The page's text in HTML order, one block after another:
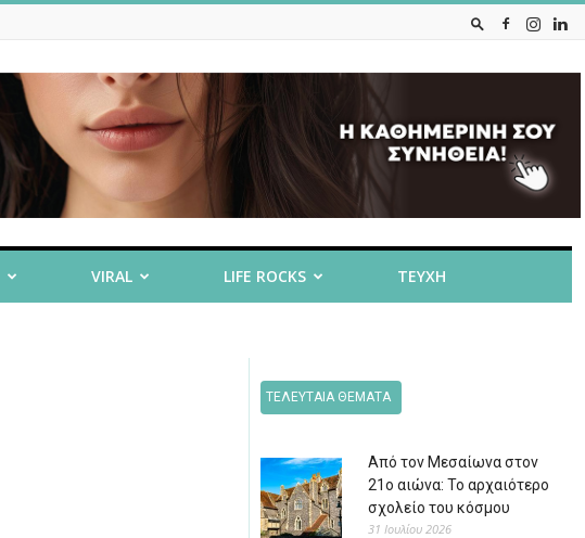
VIRAL LIFE ROCKS ΤΕΥΧΗ
ΤΕΛΕΥΤΑΙΑ ΘΕΜΑΤΑ
Από τον Μεσαίωνα στον
21ο αιώνα: Το αρχαιότερο
σχολείο του κόσμου
31 Ιουλίου 2026